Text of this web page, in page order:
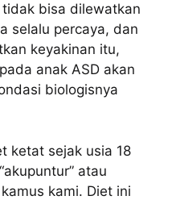
bisa dilewatkan
selalu percaya, dan
keyakinan itu,
anak ASD akan
biologisnya
ketat sejak usia 18
atau
kami. Diet ini